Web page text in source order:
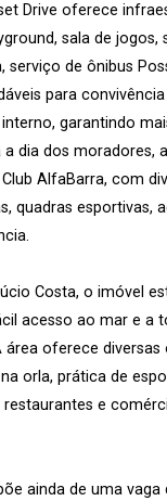
Drive oferece
sala de jogos,
serviço de ônibus
para
garantindo
dia dos moradores,
AlfaBarra, com
quadras esportivas,
Costa, o imóvel
acesso ao mar e a
área oferece diversas
orla, prática de
restaurantes e
ainda de uma vaga